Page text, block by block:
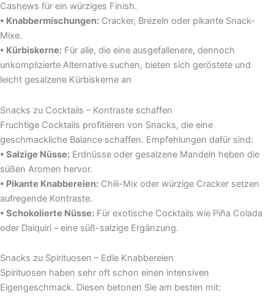
Cashews für ein würziges Finish.
• Knabbermischungen: Cracker, Brezeln oder pikante Snack-
Mixe.
• Kürbiskerne: Für alle, die eine ausgefallenere, dennoch
unkomplizierte Alternative suchen, bieten sich geröstete und
leicht gesalzene Kürbiskerne an
Snacks zu Cocktails – Kontraste schaffen
Fruchtige Cocktails profitieren von Snacks, die eine
geschmackliche Balance schaffen. Empfehlungen dafür sind:
• Salzige Nüsse: Erdnüsse oder gesalzene Mandeln heben die
süßen Aromen hervor.
• Pikante Knabbereien: Chili-Mix oder würzige Cracker setzen
aufregende Kontraste.
• Schokolierte Nüsse: Für exotische Cocktails wie Piña Colada
oder Daiquiri – eine süß-salzige Ergänzung.
Snacks zu Spirituosen – Edle Knabbereien
Spirituosen haben sehr oft schon einen intensiven
Eigengeschmack. Diesen betonen Sie am besten mit: